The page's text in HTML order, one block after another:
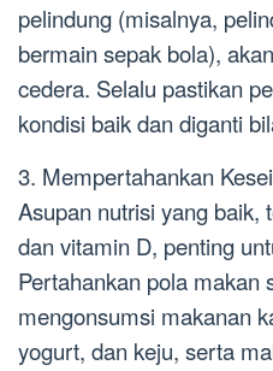
pelindung (misalnya,
bermain sepak bola),
cedera. Selalu pastikan
kondisi baik dan diganti
3. Mempertahankan
Asupan nutrisi yang baik,
dan vitamin D, penting
Pertahankan pola makan
mengonsumsi makanan
yogurt, dan keju, serta